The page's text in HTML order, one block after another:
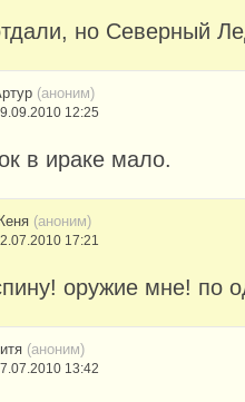
но Северный
(аноним)
12:25
в ираке мало.
(аноним)
17:21
оружие мне! по
(аноним)
13:42